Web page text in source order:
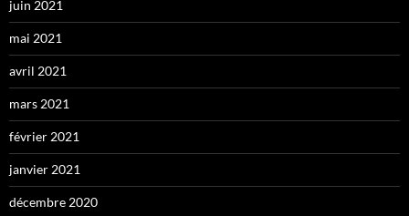
juin 2021
mai 2021
avril 2021
mars 2021
février 2021
janvier 2021
décembre 2020